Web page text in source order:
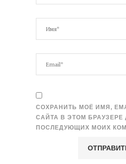
СОХРАНИТЬ МОЁ ИМЯ,
САЙТА В ЭТОМ БРАУЗЕРЕ
ПОСЛЕДУЮЩИХ МОИХ